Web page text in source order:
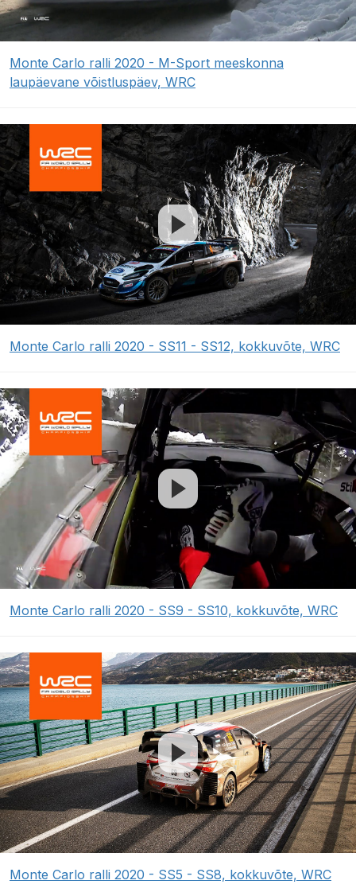
Monte Carlo ralli 2020 - M-Sport meeskonna
laupäevane võistluspäev, WRC
Monte Carlo ralli 2020 - SS11 - SS12, kokkuvõte, WRC
Monte Carlo ralli 2020 - SS9 - SS10, kokkuvõte, WRC
Monte Carlo ralli 2020 - SS5 - SS8, kokkuvõte, WRC